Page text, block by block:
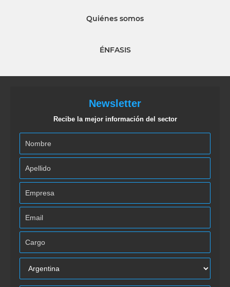
Quiénes somos
ÉNFASIS
Newsletter
Recibe la mejor información del sector